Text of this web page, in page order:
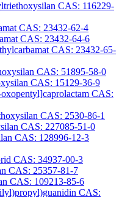
CAS: 116229-
CAS: 23432-62-4
CAS: 23432-64-6
CAS: 23432-65-
CAS: 51895-58-0
CAS: 15129-36-9
CAS:
CAS: 2530-86-1
CAS: 227085-51-0
CAS: 128996-12-3
CAS: 34937-00-3
CAS: 25357-81-7
CAS: 109213-85-6
CAS: